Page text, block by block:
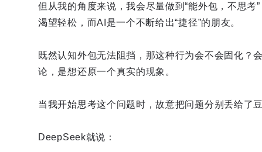
但从我的角度来说，我会尽量做到“能外包，不思
渴望轻松，而AI是一个不断给出“捷径”的朋友。
既然认知外包无法阻挡，那这种行为会不会固化？
论，是想还原一个真实的现象。
当我开始思考这个问题时，故意把问题分别丢给了
DeepSeek就说：